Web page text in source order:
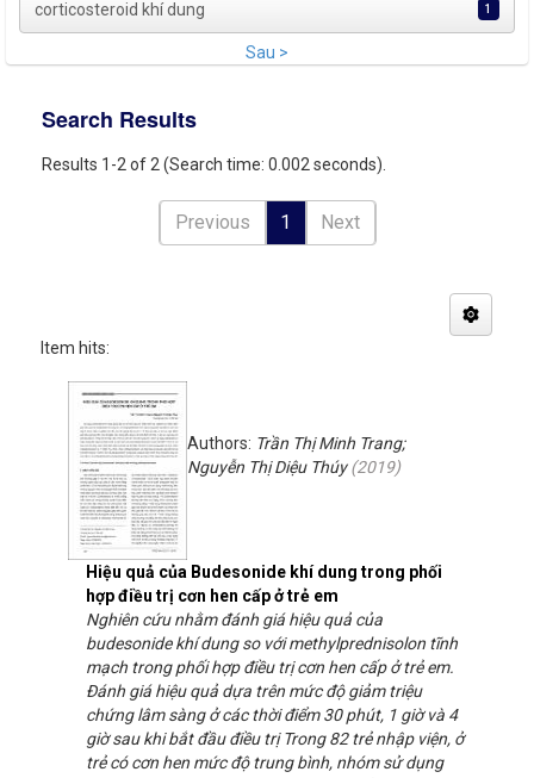
corticosteroid khí dung 1
Sau >
Search Results
Results 1-2 of 2 (Search time: 0.002 seconds).
Previous 1 Next
Item hits:
Hiệu quả của Budesonide khí dung trong phối
hợp điều trị cơn hen cấp ở trẻ em
Authors: Trần Thị Minh Trang;
Nguyễn Thị Diệu Thúy(2019)
Nghiên cứu nhằm đánh giá hiệu quả của
budesonide khí dung so với methylprednisolon tĩnh
mạch trong phối hợp điều trị cơn hen cấp ở trẻ em.
Đánh giá hiệu quả dựa trên mức độ giảm triệu
chứng lâm sàng ở các thời điểm 30 phút, 1 giờ và 4
giờ sau khi bắt đầu điều trị Trong 82 trẻ nhập viện, ở
trẻ có cơn hen mức độ trung bình, nhóm sử dụng